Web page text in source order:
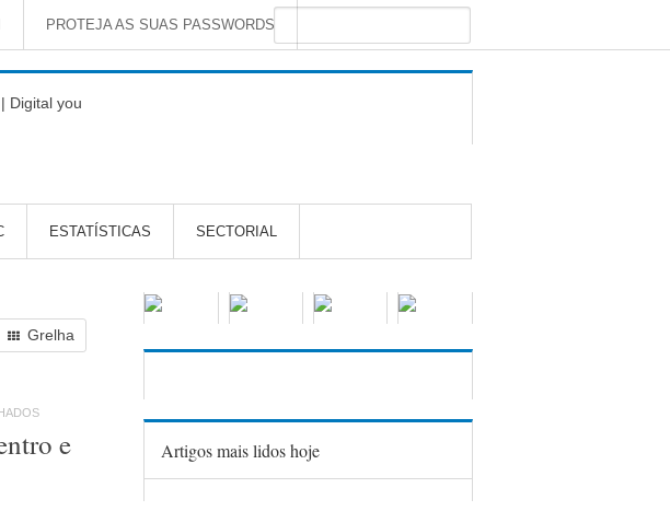
PROTEJA AS SUAS PASSWORDS
ESTATÍSTICAS SECTORIAL
Grelha
e
Artigos mais lidos hoje